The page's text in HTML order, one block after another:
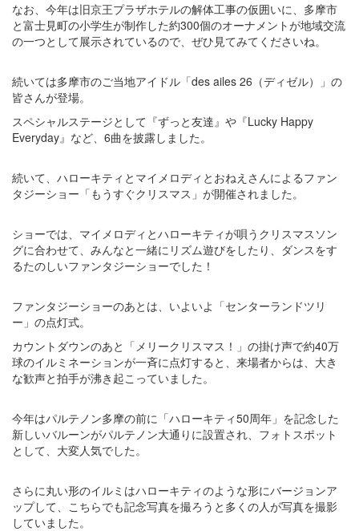
なお、今年は旧京王プラザホテルの解体工事の仮囲いに、多摩市
と富士見町の小学生が制作した約300個のオーナメントが地域交流
の一つとして展示されているので、ぜひ見てみてくださいね。
続いては多摩市のご当地アイドル「des ailes 26（ディゼル）」の
皆さんが登場。
スペシャルステージとして『ずっと友達』や『Lucky Happy
Everyday』など、6曲を披露しました。
続いて、ハローキティとマイメロディとおねえさんによるファン
タジーショー「もうすぐクリスマス」が開催されました。
ショーでは、マイメロディとハローキティが唄うクリスマスソン
グに合わせて、みんなと一緒にリズム遊びをしたり、ダンスをす
るたのしいファンタジーショーでした！
ファンタジーショーのあとは、いよいよ「センターランドツリ
ー」の点灯式。
カウントダウンのあと「メリークリスマス！」の掛け声で約40万
球のイルミネーションが一斉に点灯すると、来場者からは、大き
な歓声と拍手が沸き起こっていました。
今年はパルテノン多摩の前に「ハローキティ50周年」を記念した
新しいバルーンがパルテノン大通りに設置され、フォトスポット
として、大変人気でした。
さらに丸い形のイルミはハローキティのような形にバージョンア
ップして、こちらでも記念写真を撮ろうと多くの人が写真を撮影
していました。